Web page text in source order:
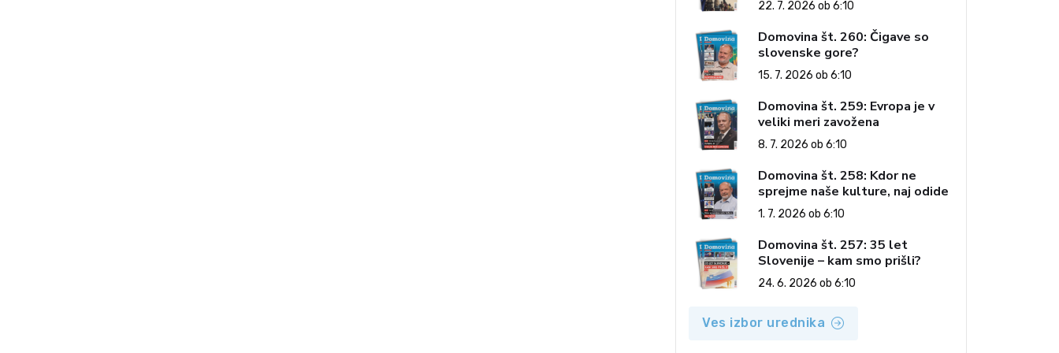
22. 7. 2026 ob 6:10
Domovina št. 260: Čigave so
slovenske gore?
15. 7. 2026 ob 6:10
Domovina št. 259: Evropa je v
veliki meri zavožena
8. 7. 2026 ob 6:10
Domovina št. 258: Kdor ne
sprejme naše kulture, naj odide
1. 7. 2026 ob 6:10
Domovina št. 257: 35 let
Slovenije – kam smo prišli?
24. 6. 2026 ob 6:10
Ves izbor urednika